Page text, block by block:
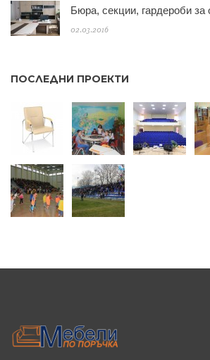
Бюра, секции, гардероби за
02.03.2016
ПОСЛЕДНИ ПРОЕКТИ